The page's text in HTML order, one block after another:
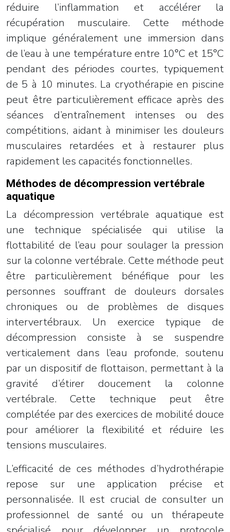
réduire l’inflammation et accélérer la
récupération musculaire. Cette méthode
implique généralement une immersion dans
de l’eau à une température entre 10°C et 15°C
pendant des périodes courtes, typiquement
de 5 à 10 minutes. La cryothérapie en piscine
peut être particulièrement efficace après des
séances d’entraînement intenses ou des
compétitions, aidant à minimiser les douleurs
musculaires retardées et à restaurer plus
rapidement les capacités fonctionnelles.
Méthodes de décompression vertébrale
aquatique
La décompression vertébrale aquatique est
une technique spécialisée qui utilise la
flottabilité de l’eau pour soulager la pression
sur la colonne vertébrale. Cette méthode peut
être particulièrement bénéfique pour les
personnes souffrant de douleurs dorsales
chroniques ou de problèmes de disques
intervertébraux. Un exercice typique de
décompression consiste à se suspendre
verticalement dans l’eau profonde, soutenu
par un dispositif de flottaison, permettant à la
gravité d’étirer doucement la colonne
vertébrale. Cette technique peut être
complétée par des exercices de mobilité douce
pour améliorer la flexibilité et réduire les
tensions musculaires.
L’efficacité de ces méthodes d’hydrothérapie
repose sur une application précise et
personnalisée. Il est crucial de consulter un
professionnel de santé ou un thérapeute